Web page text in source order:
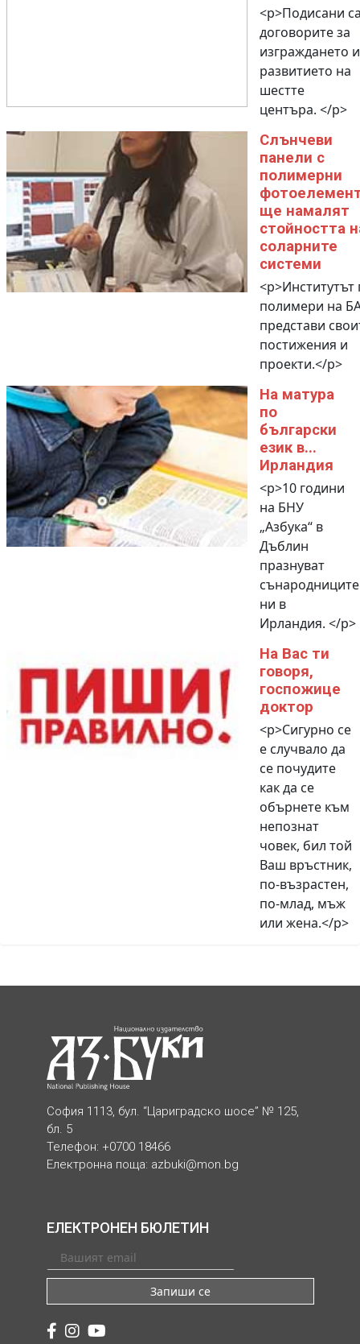
<p>Подисани
договорите за
изграждането и
развитието на
шестте
центъра. </p>
Слънчеви
панели с
полимерни
ще намалят
стойността
соларните
системи
<p>Институтът
полимери на
представи
постижения и
проекти.</p>
На матура
по
български
език в...
Ирландия
<p>10 години
на БНУ
„Азбука“ в
Дъблин
празнуват
сънародниците
ни в
Ирландия. </p>
На Вас ти
говоря,
госпожице
доктор
<p>Сигурно се
е случвало да
се почудите
как да се
обърнете към
непознат
човек, бил той
Ваш връстник,
по-възрастен,
по-млад, мъж
или жена.</p>
София 1113, бул. “Цариградско шосе” № 125,
бл. 5
Телефон: +0700 18466
Електронна поща: azbuki@mon.bg
ЕЛЕКТРОНЕН БЮЛЕТИН
Запиши се